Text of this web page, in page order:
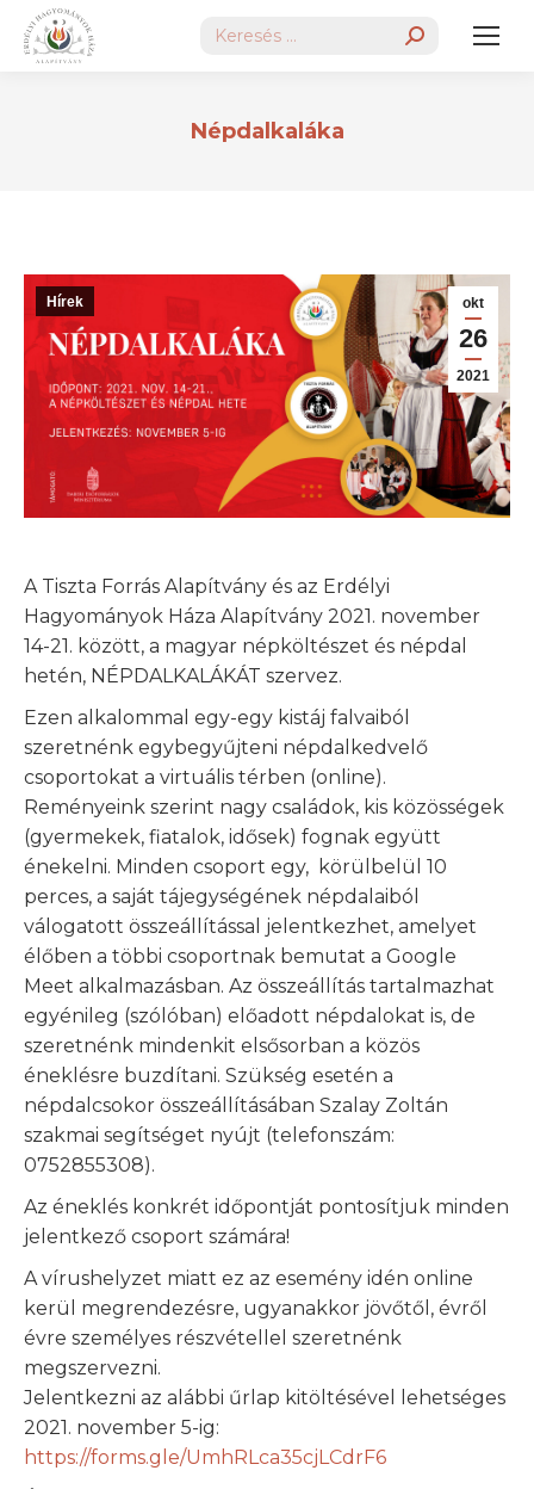
Search:
Népdalkaláka
okt
26
2021
Hírek
A Tiszta Forrás Alapítvány és az Erdélyi
Hagyományok Háza Alapítvány 2021. november
14-21. között, a magyar népköltészet és népdal
hetén, NÉPDALKALÁKÁT szervez.
Ezen alkalommal egy-egy kistáj falvaiból
szeretnénk egybegyűjteni népdalkedvelő
csoportokat a virtuális térben (online).
Reményeink szerint nagy családok, kis közösségek
(gyermekek, fiatalok, idősek) fognak együtt
énekelni. Minden csoport egy, körülbelül 10
perces, a saját tájegységének népdalaiból
válogatott összeállítással jelentkezhet, amelyet
élőben a többi csoportnak bemutat a Google
Meet alkalmazásban. Az összeállítás tartalmazhat
egyénileg (szólóban) előadott népdalokat is, de
szeretnénk mindenkit elsősorban a közös
éneklésre buzdítani. Szükség esetén a
népdalcsokor összeállításában Szalay Zoltán
szakmai segítséget nyújt (telefonszám:
0752855308).
Az éneklés konkrét időpontját pontosítjuk minden
jelentkező csoport számára!
A vírushelyzet miatt ez az esemény idén online
kerül megrendezésre, ugyanakkor jövőtől, évről
évre személyes részvétellel szeretnénk
megszervezni.
Jelentkezni az alábbi űrlap kitöltésével lehetséges
2021. november 5-ig:
https://forms.gle/UmhRLca35cjLCdrF6